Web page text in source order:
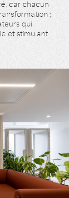
car chacun
;
qui
et stimulant.